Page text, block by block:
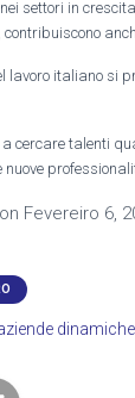
settori in
lavoro italiano si
a cercare talenti
nuove
on Fevereiro 6,
dinamiche